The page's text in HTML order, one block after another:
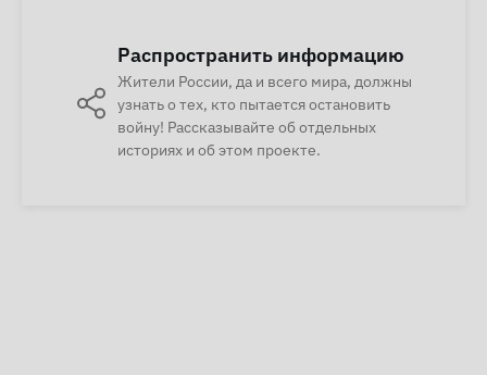
Распространить информацию
Жители России, да и всего мира, должны
узнать о тех, кто пытается остановить
войну! Рассказывайте об отдельных
историях и об этом проекте.